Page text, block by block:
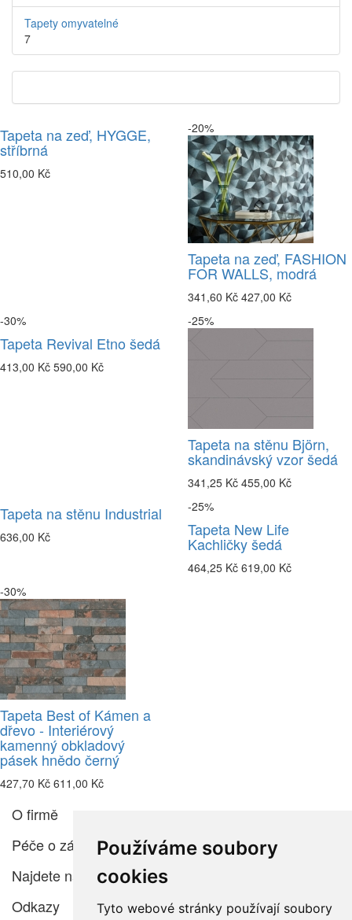
Používáme soubory
cookies
Tyto webové stránky používají soubory
Tapety omyvatelné
7
Tapeta na zeď, HYGGE,
stříbrná
510,00 Kč
-20%
Tapeta na zeď, FASHION
FOR WALLS, modrá
341,60 Kč 427,00 Kč
-30%
Tapeta Revival Etno šedá
413,00 Kč 590,00 Kč
-25%
Tapeta na stěnu Björn,
skandinávský vzor šedá
341,25 Kč 455,00 Kč
Tapeta na stěnu Industrial
636,00 Kč
-25%
Tapeta New Life
Kachličky šedá
464,25 Kč 619,00 Kč
-30%
Tapeta Best of Kámen a
dřevo - Interiérový
kamenný obkladový
pásek hnědo černý
427,70 Kč 611,00 Kč
O firmě
Péče o zákazníka
Najdete nás
Odkazy